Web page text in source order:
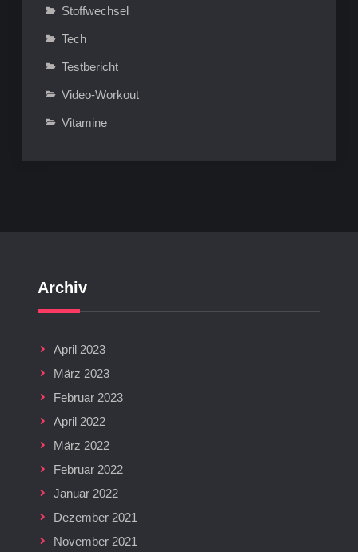
Stoffwechsel
Tech
Testbericht
Video-Workout
Vitamine
Archiv
April 2023
März 2023
Februar 2023
April 2022
März 2022
Februar 2022
Januar 2022
Dezember 2021
November 2021